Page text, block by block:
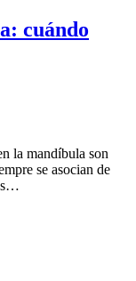
cuándo
la mandíbula son
se asocian de